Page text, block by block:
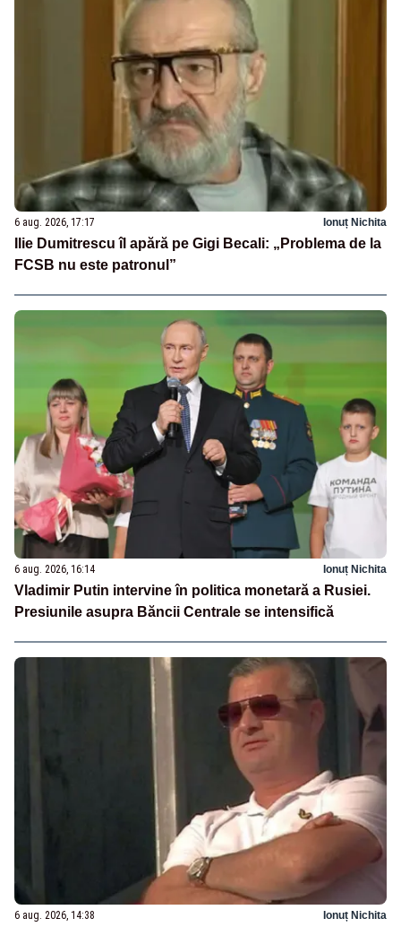
6 aug. 2026, 17:17 Ionuț Nichita
Ilie Dumitrescu îl apără pe Gigi Becali: „Problema de la
FCSB nu este patronul”
6 aug. 2026, 16:14 Ionuț Nichita
Vladimir Putin intervine în politica monetară a Rusiei.
Presiunile asupra Băncii Centrale se intensifică
6 aug. 2026, 14:38 Ionuț Nichita